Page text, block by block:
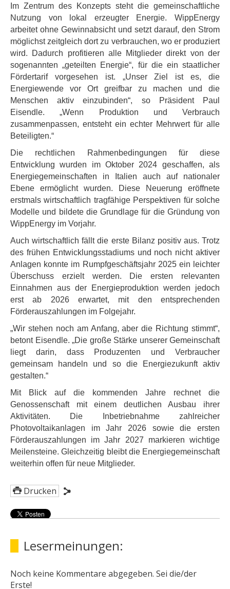
Im Zentrum des Konzepts steht die gemeinschaftliche
Nutzung von lokal erzeugter Energie. WippEnergy
arbeitet ohne Gewinnabsicht und setzt darauf, den Strom
möglichst zeitgleich dort zu verbrauchen, wo er produziert
wird. Dadurch profitieren alle Mitglieder direkt von der
sogenannten „geteilten Energie“, für die ein staatlicher
Fördertarif vorgesehen ist. „Unser Ziel ist es, die
Energiewende vor Ort greifbar zu machen und die
Menschen aktiv einzubinden“, so Präsident Paul
Eisendle. „Wenn Produktion und Verbrauch
zusammenpassen, entsteht ein echter Mehrwert für alle
Beteiligten.“
Die rechtlichen Rahmenbedingungen für diese
Entwicklung wurden im Oktober 2024 geschaffen, als
Energiegemeinschaften in Italien auch auf nationaler
Ebene ermöglicht wurden. Diese Neuerung eröffnete
erstmals wirtschaftlich tragfähige Perspektiven für solche
Modelle und bildete die Grundlage für die Gründung von
WippEnergy im Vorjahr.
Auch wirtschaftlich fällt die erste Bilanz positiv aus. Trotz
des frühen Entwicklungsstadiums und noch nicht aktiver
Anlagen konnte im Rumpfgeschäftsjahr 2025 ein leichter
Überschuss erzielt werden. Die ersten relevanten
Einnahmen aus der Energieproduktion werden jedoch
erst ab 2026 erwartet, mit den entsprechenden
Förderauszahlungen im Folgejahr.
„Wir stehen noch am Anfang, aber die Richtung stimmt“,
betont Eisendle. „Die große Stärke unserer Gemeinschaft
liegt darin, dass Produzenten und Verbraucher
gemeinsam handeln und so die Energiezukunft aktiv
gestalten.“
Mit Blick auf die kommenden Jahre rechnet die
Genossenschaft mit einem deutlichen Ausbau ihrer
Aktivitäten. Die Inbetriebnahme zahlreicher
Photovoltaikanlagen im Jahr 2026 sowie die ersten
Förderauszahlungen im Jahr 2027 markieren wichtige
Meilensteine. Gleichzeitig bleibt die Energiegemeinschaft
weiterhin offen für neue Mitglieder.
Drucken
Lesermeinungen:
Noch keine Kommentare abgegeben. Sei die/der
Erste!